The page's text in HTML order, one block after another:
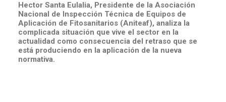
Hector Santa Eulalia, Presidente de la Asociación
Nacional de Inspección Técnica de Equipos de
Aplicación de Fitosanitarios (Aniteaf), analiza la
complicada situación que vive el sector en la
actualidad como consecuencia del retraso que se
está produciendo en la aplicación de la nueva
normativa.